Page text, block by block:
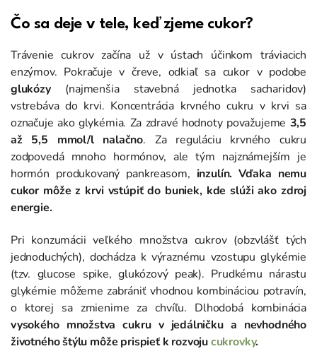
Čo sa deje v tele, keď zjeme cukor?
Trávenie cukrov začína už v ústach účinkom tráviacich
enzýmov. Pokračuje v čreve, odkiaľ sa cukor v podobe
glukózy(najmenšia stavebná jednotka sacharidov)
vstrebáva do krvi. Koncentrácia krvného cukru v krvi sa
označuje ako glykémia. Za zdravé hodnoty považujeme 3,5
až 5,5 mmol/l nalačno. Za reguláciu krvného cukru
zodpovedá mnoho hormónov, ale tým najznámejším je
hormón produkovaný pankreasom, inzulín. Vďaka nemu
cukor môže z krvi vstúpiť do buniek, kde slúži ako zdroj
energie.
Pri konzumácii veľkého množstva cukrov (obzvlášť tých
jednoduchých), dochádza k výraznému vzostupu glykémie
(tzv. glucose spike, glukózový peak). Prudkému nárastu
glykémie môžeme zabrániť vhodnou kombináciou potravín,
o ktorej sa zmienime za chvíľu. Dlhodobá kombinácia
vysokého množstva cukru v jedálničku a nevhodného
životného štýlu môže prispieť k rozvojucukrovky.